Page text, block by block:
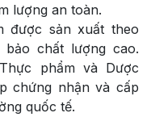
lượng an toàn.
được sản xuất theo
chất lượng cao.
phẩm và Dược
chứng nhận và cấp
quốc tế.